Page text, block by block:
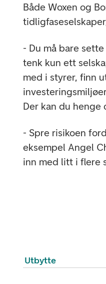
Både Woxen og
- Du må bare
tenk kun ett
med i styrer, finn
Der kan du
- Spre risikoen
eksempel Angel
inn med litt i flere
Utbytte